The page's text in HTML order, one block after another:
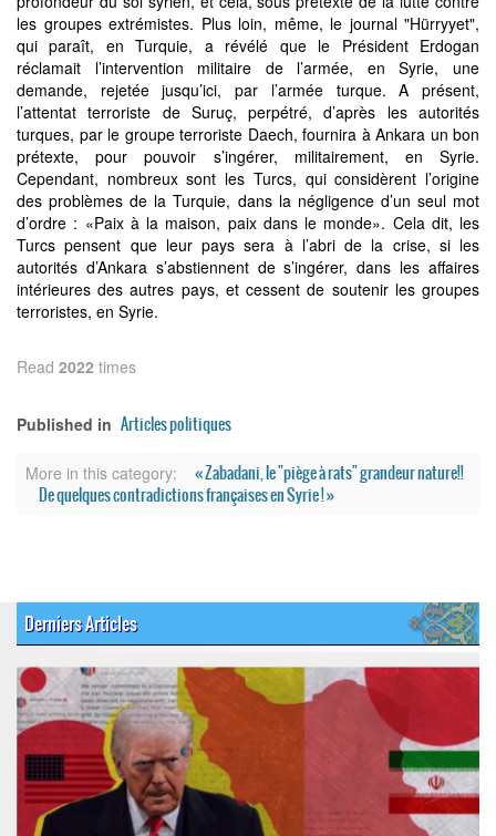
les groupes extrémistes. Plus loin, même, le journal "Hürryyet",
qui paraît, en Turquie, a révélé que le Président Erdogan
réclamait l’intervention militaire de l’armée, en Syrie, une
demande, rejetée jusqu’ici, par l’armée turque. A présent,
l’attentat terroriste de Suruç, perpétré, d’après les autorités
turques, par le groupe terroriste Daech, fournira à Ankara un bon
prétexte, pour pouvoir s’ingérer, militairement, en Syrie.
Cependant, nombreux sont les Turcs, qui considèrent l’origine
des problèmes de la Turquie, dans la négligence d’un seul mot
d’ordre : «Paix à la maison, paix dans le monde». Cela dit, les
Turcs pensent que leur pays sera à l’abri de la crise, si les
autorités d’Ankara s’abstiennent de s’ingérer, dans les affaires
intérieures des autres pays, et cessent de soutenir les groupes
terroristes, en Syrie.
Read 2022 times
Published in Articles politiques
More in this category:
« Zabadani, le "piège à rats" grandeur nature!!
De quelques contradictions françaises en Syrie ! »
Derniers Articles